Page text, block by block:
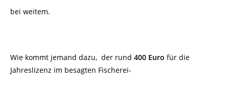
bei weitem.
Wie kommt jemand dazu, der rund 400 Euro für die
Jahreslizenz im besagten Fischerei-